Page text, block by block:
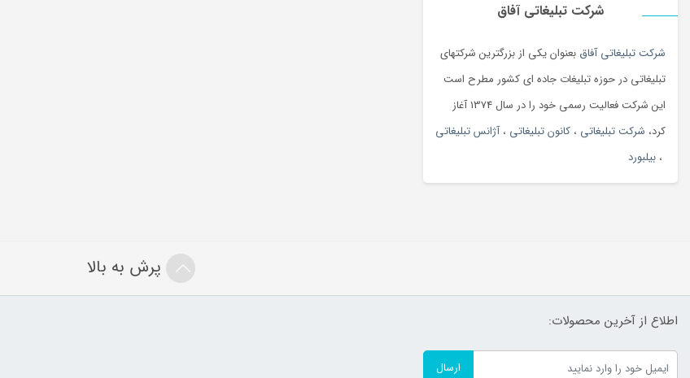
شرکت تبلیغاتی آفاق
شرکت تبلیغاتی آفاق بعنوان یکی از بزرگترین شرکتهای
تبلیغاتی در حوزه تبلیغات جاده ای کشور مطرح است
این شرکت فعالیت رسمی خود را در سال 1374 آغاز
کرد، شرکت تبلیغاتی ، کانون تبلیغاتی ،آژانس تبلیغاتی
، بیلبورد
پرش به بالا
اطلاع از آخرین محصولات:
ارسال